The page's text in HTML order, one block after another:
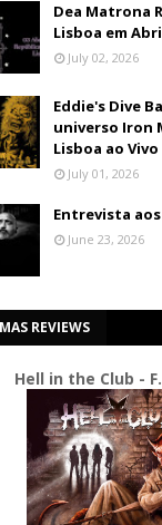
Dea Matrona
Lisboa em
July 02, 2026
Eddie's Dive
universo Iron
Lisboa ao Vivo
July 01, 2026
Entrevista
June 23, 2026
REVIEWS
Hell in the Club -